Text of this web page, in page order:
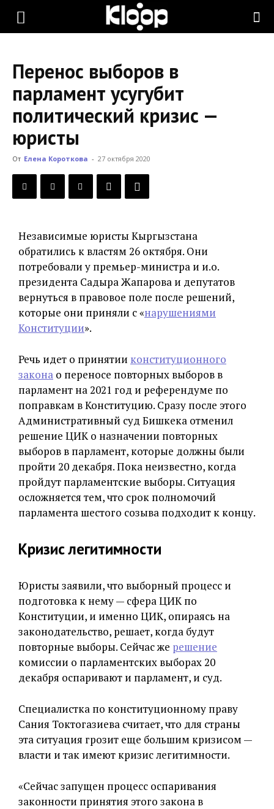
KLOOP.KG
Новости
Кыргызстана
Перенос выборов в
парламент усугубит
политический кризис —
юристы
От Елена Короткова - 27 октября 2020
Независимые юристы Кыргызстана
обратились к властям 26 октября. Они
потребовали у премьер-министра и и.о.
президента Садыра Жапарова и депутатов
вернуться в правовое поле после решений,
которые они приняли с «нарушениями
Конституции».
Речь идет о принятии конституционного
закона о переносе повторных выборов в
парламент на 2021 год и референдуме по
поправкам в Конституцию. Сразу после этого
Административный суд Бишкека отменил
решение ЦИК о назначении повторных
выборов в парламент, которые должны были
пройти 20 декабря. Пока неизвестно, когда
пройдут парламентские выборы. Ситуация
осложняется тем, что срок полномочий
парламента шестого созыва подходит к концу.
Кризис легитимности
Юристы заявили, что выборный процесс и
подготовка к нему — сфера ЦИК по
Конституции, и именно ЦИК, опираясь на
законодательство, решает, когда будут
повторные выборы. Сейчас же решение
комиссии о парламентских выборах 20
декабря оспаривают и парламент, и суд.
Специалистка по конституционному праву
Сания Токтогазиева считает, что для страны
эта ситуация грозит еще большим кризисом —
власти и так имеют кризис легитимности.
«Сейчас запущен процесс оспаривания
законности принятия этого закона в